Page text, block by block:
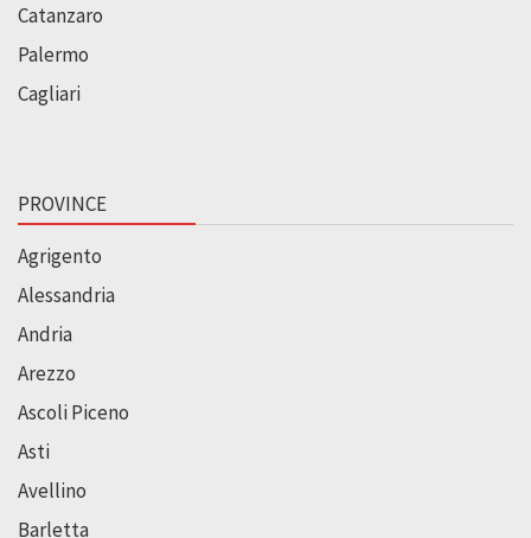
Catanzaro
Palermo
Cagliari
PROVINCE
Agrigento
Alessandria
Andria
Arezzo
Ascoli Piceno
Asti
Avellino
Barletta